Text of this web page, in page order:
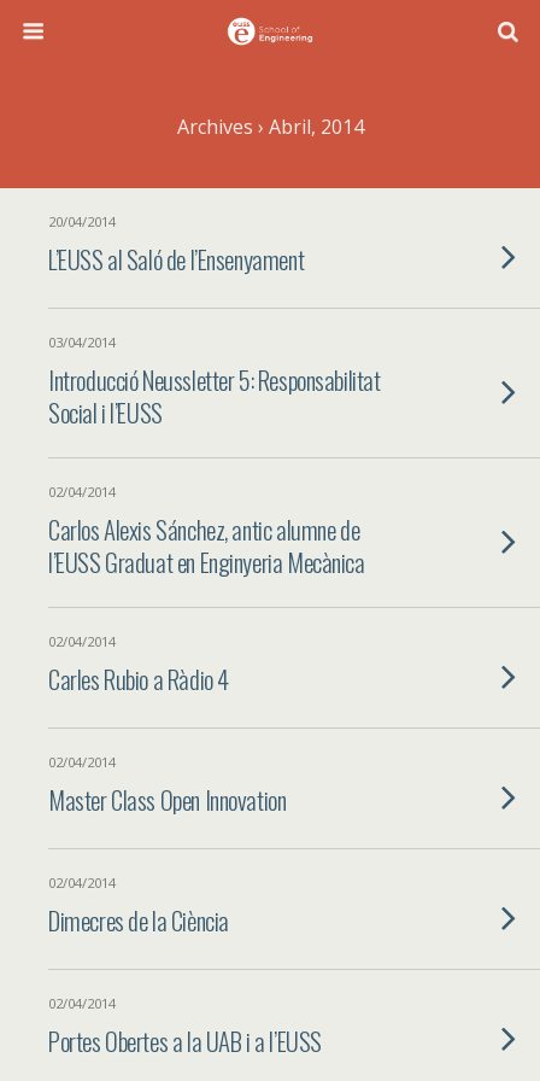
Archives › Abril, 2014
20/04/2014
L’EUSS al Saló de l’Ensenyament
03/04/2014
Introducció Neussletter 5: Responsabilitat
Social i l’EUSS
02/04/2014
Carlos Alexis Sánchez, antic alumne de
l’EUSS Graduat en Enginyeria Mecànica
02/04/2014
Carles Rubio a Ràdio 4
02/04/2014
Master Class Open Innovation
02/04/2014
Dimecres de la Ciència
02/04/2014
Portes Obertes a la UAB i a l’EUSS